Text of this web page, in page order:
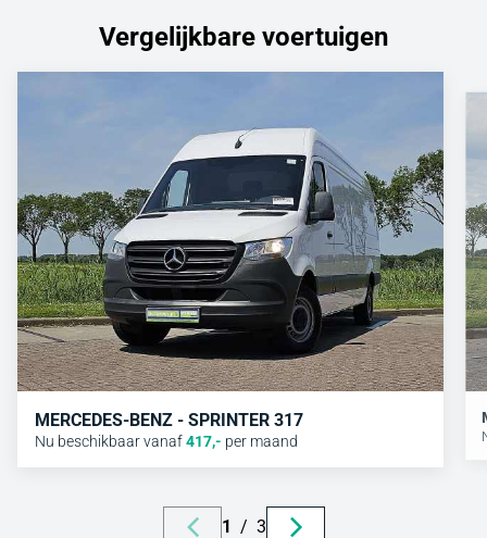
Vergelijkbare voertuigen
MERCEDES-BENZ - SPRINTER 317
Nu beschikbaar vanaf417,- per maand
1 / 3